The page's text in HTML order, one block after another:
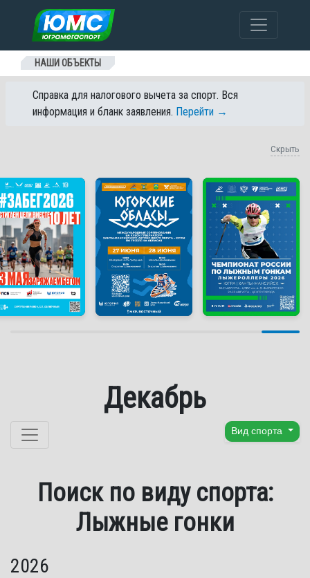
Перейти к содержанию
НАШИ ОБЪЕКТЫ
Справка для налогового вычета за спорт. Вся
информация и бланк заявления. Перейти →
Скрыть
Декабрь
Перейти к содержанию Вид спорта
Поиск по виду спорта:
Лыжные гонки
2026